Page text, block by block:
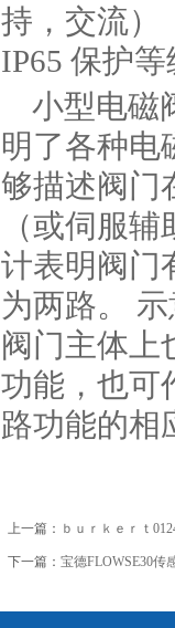
持，交流）
IP65 保护
小型电磁
明了各种电
够描述阀门
（或伺服
计表明阀门
为两路。
阀门主体上
功能，也可
路功能的相
上一篇： ｂｕｒｋｅｒｔ
下一篇： 宝德FLOWSE30传